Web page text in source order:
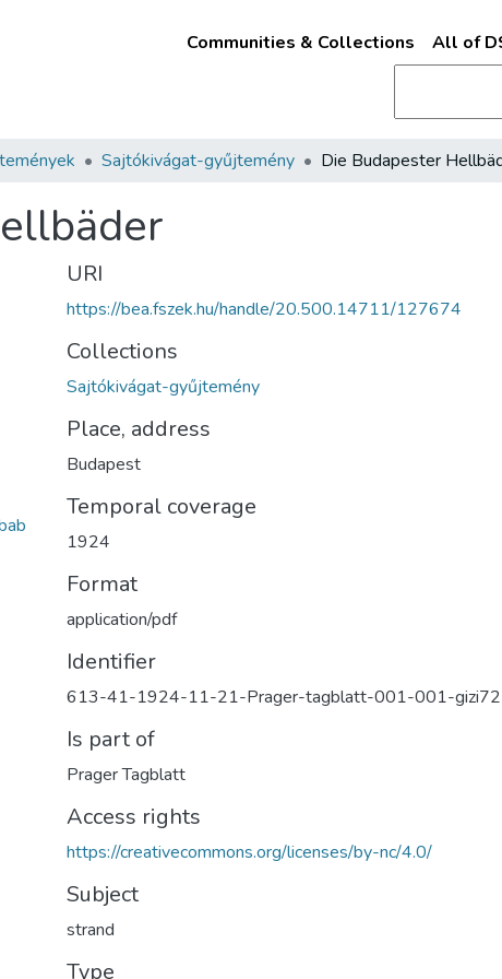
Communities & Collections All of
Sajtókivágat-gyűjtemény Die Budapester
URI
https://bea.fszek.hu/handle/20.500.14711/127674
Collections
Sajtókivágat-gyűjtemény
Place, address
Budapest
Temporal coverage
1924
Format
application/pdf
Identifier
613-41-1924-11-21-Prager-tagblatt-001-001-
Is part of
Prager Tagblatt
Access rights
https://creativecommons.org/licenses/by-nc/4.0/
Subject
strand
Type